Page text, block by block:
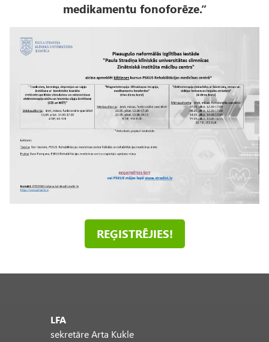
medikamentu fonoforēze.”
REĢISTRĒJIES!
LFA
sekretāre Arta Kukle